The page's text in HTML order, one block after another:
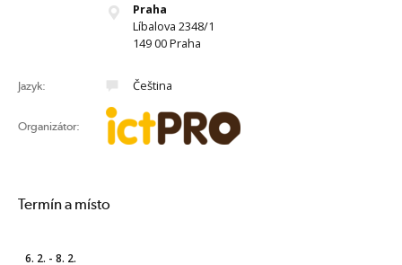
Praha
Líbalova 2348/1
149 00 Praha
Jazyk: Čeština
Organizátor:
Termín a místo
6. 2. - 8. 2.